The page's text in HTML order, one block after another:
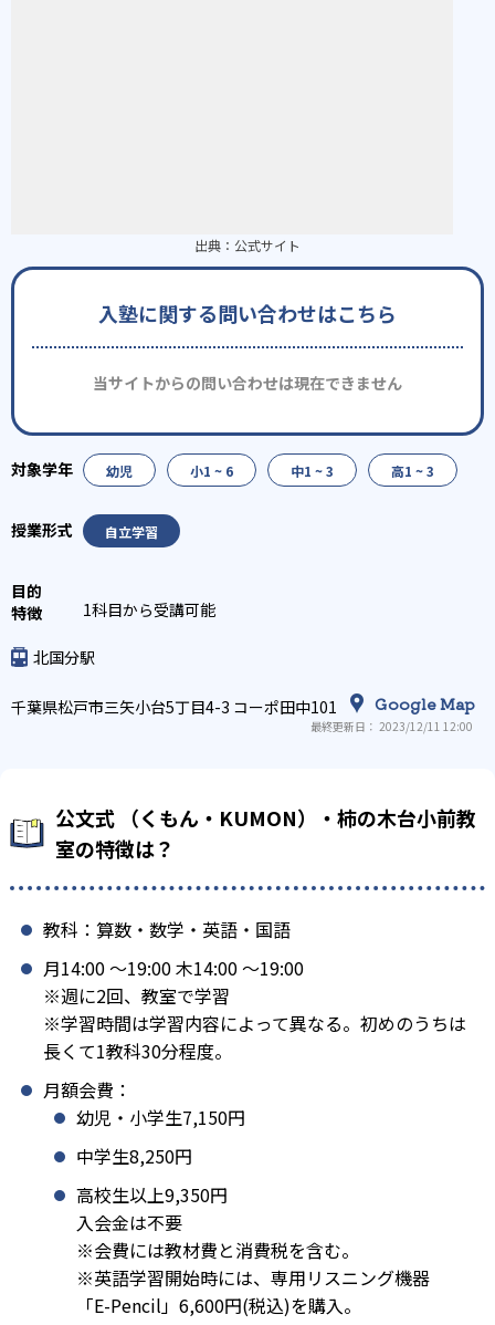
出典： 公式サイト
入塾に関する問い合わせはこちら
当サイトからの問い合わせは現在できません
幼児 小1 ~ 6 中1 ~ 3 高1 ~ 3
自立学習
1科目から受講可能
北国分駅
千葉県松戸市三矢小台5丁目4-3 コーポ田中101 Google Map
最終更新日： 2023/12/11 12:00
公文式 （くもん・KUMON）・柿の木台小前教
室の特徴は？
教科：算数・数学・英語・国語
月14:00 〜19:00 木14:00 〜19:00
※週に2回、教室で学習
※学習時間は学習内容によって異なる。初めのうちは
長くて1教科30分程度。
月額会費：
幼児・小学生7,150円
中学生8,250円
高校生以上9,350円
入会金は不要
※会費には教材費と消費税を含む。
※英語学習開始時には、専用リスニング機器
「E-Pencil」6,600円(税込)を購入。